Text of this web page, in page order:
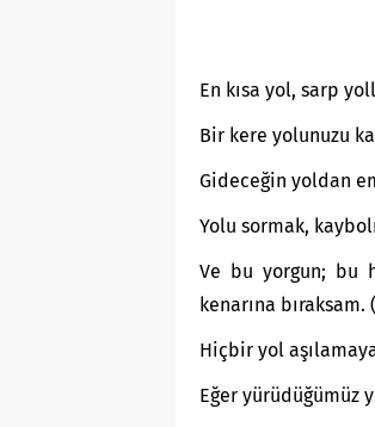
En kısa yol, sarp
Bir kere yolunuzu
Gideceğin yoldan
Yolu sormak,
Ve bu yorgun; bu
kenarına
Hiçbir yol
Eğer yürüdüğümüz